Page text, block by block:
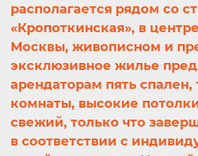
располагается рядом со
«Кропоткинская», в
Москвы, живописном и
эксклюзивное жилье
арендаторам пять спален,
комнаты, высокие
свежий, только что
в соответствии с